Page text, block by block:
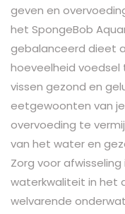
geven en
het SpongeBob
gebalanceerd dieet
hoeveelheid voedsel
vissen gezond en
eetgewoonten van
overvoeding te
van het water en
Zorg voor
waterkwaliteit in het
welvarende